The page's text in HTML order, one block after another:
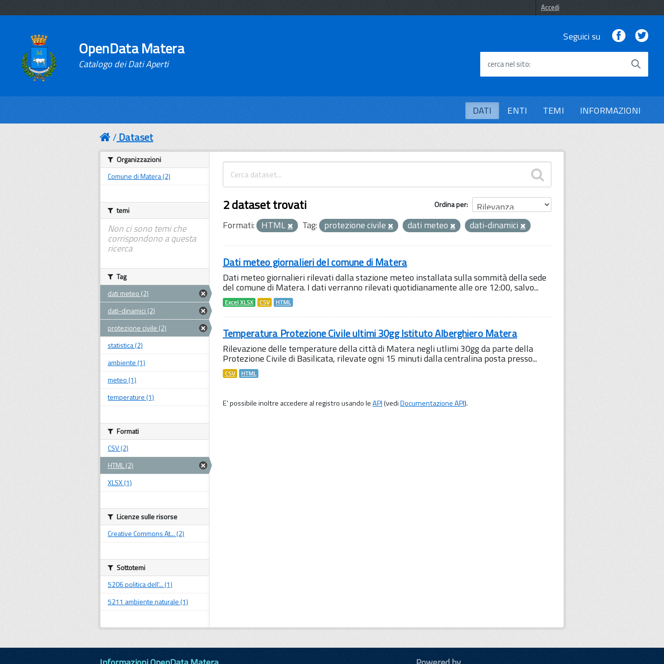
Accedi
OpenData Matera
Catalogo dei Dati Aperti
Seguici su Facebook
cerca nel sito
DATI ENTI TEMI INFORMAZIONI
Dataset
Ordina per
2 dataset trovati
Formati: HTML Tag: protezione civile dati meteo dati-dinamici
Dati meteo giornalieri del comune di Matera
Dati meteo giornalieri rilevati dalla stazione meteo installata sulla sommità della sede
del comune di Matera. I dati verranno rilevati quotidianamente alle ore 12:00, salvo...
Excel XLSX CSV HTML
Temperatura Protezione Civile ultimi 30gg Istituto Alberghiero Matera
Rilevazione delle temperature della città di Matera negli utlimi 30gg da parte della
Protezione Civile di Basilicata, rilevate ogni 15 minuti dalla centralina posta presso...
CSV HTML
E' possibile inoltre accedere al registro usando leAPI(vediDocumentazione API).
Organizzazioni
Comune di Matera (2)
temi
Non ci sono temi che
corrispondono a questa
ricerca
Tag
dati meteo (2)
dati-dinamici (2)
protezione civile (2)
statistica (2)
ambiente (1)
meteo (1)
temperature (1)
Formati
CSV (2)
HTML (2)
XLSX (1)
Licenze sulle risorse
Creative Commons At... (2)
Sottotemi
5206 politica dell'... (1)
5211 ambiente naturale (1)